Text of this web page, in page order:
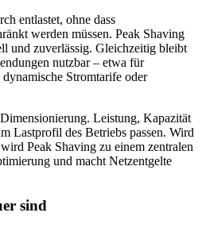
entlastet, ohne dass
werden müssen. Peak Shaving
und zuverlässig. Gleichzeitig bleibt
nutzbar – etwa für
Stromtarife oder
Leistung, Kapazität
Lastprofil des Betriebs passen. Wird
Peak Shaving zu einem zentralen
und macht Netzentgelte
sind